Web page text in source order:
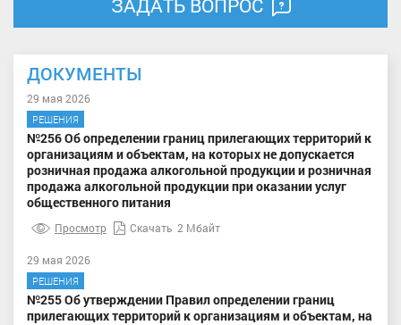
ЗАДАТЬ ВОПРОС
ДОКУМЕНТЫ
29 мая 2026
РЕШЕНИЯ
№256 Об определении границ прилегающих территорий к
организациям и объектам, на которых не допускается
розничная продажа алкогольной продукции и розничная
продажа алкогольной продукции при оказании услуг
общественного питания
Просмотр Скачать 2 Мбайт
29 мая 2026
РЕШЕНИЯ
№255 Об утверждении Правил определении границ
прилегающих территорий к организациям и объектам, на